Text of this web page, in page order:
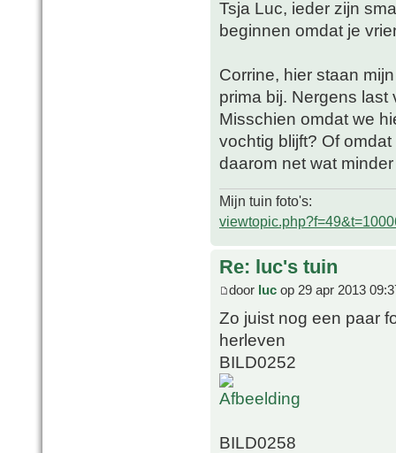
Tsja Luc, ieder zijn
beginnen omdat je
Corrine, hier staan
prima bij. Nergens
Misschien omdat we
vochtig blijft? Of
daarom net wat
Mijn tuin foto's:
Re: luc's tuin
door luc op 29 apr 2013
Zo juist nog een paar
herleven
BILD0252
BILD0258